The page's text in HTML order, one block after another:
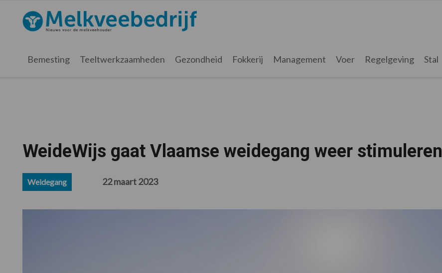
hoofdnavigatie
hoofd
eerste
voettekst
Melkveebedrijf.nl
Bemesting Teeltwerkzaamheden Gezondheid Fokkerij Management Voer Regelgeving Stal
WeideWijs gaat Vlaamse weidegang weer stimuleren
Weidegang 22 maart 2023